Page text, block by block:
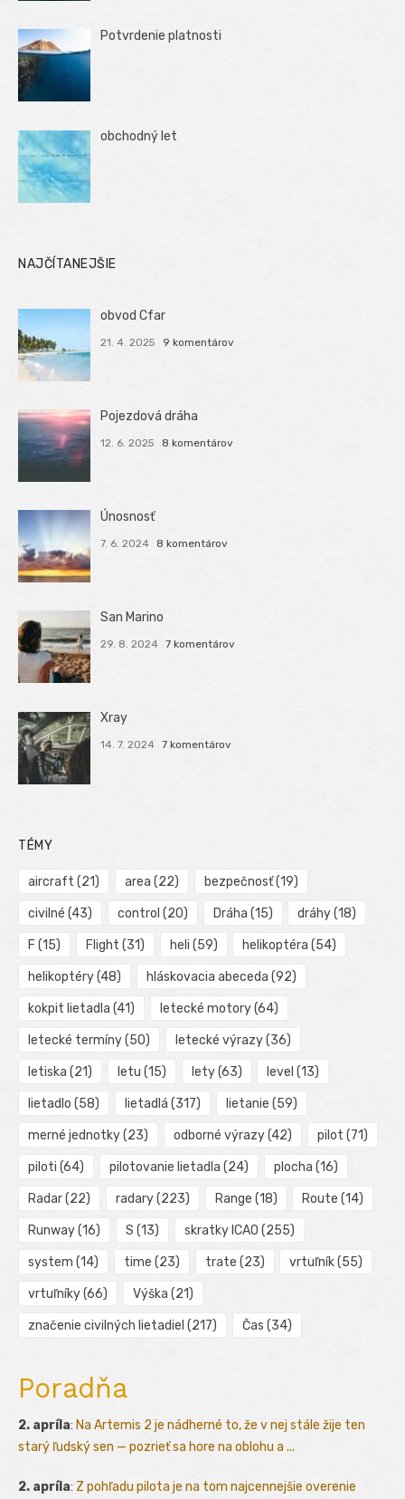
Potvrdenie platnosti
obchodný let
NAJČÍTANEJŠIE
obvod Cfar
21. 4. 2025 9 komentárov
Pojezdová dráha
12. 6. 2025 8 komentárov
Únosnosť
7. 6. 2024 8 komentárov
San Marino
29. 8. 2024 7 komentárov
Xray
14. 7. 2024 7 komentárov
TÉMY
aircraft (21) area (22) bezpečnosť(19)
civilné (43) control (20) Dráha (15) dráhy(18)
F (15) Flight (31) heli (59) helikoptéra (54)
helikoptéry(48) hláskovacia abeceda (92)
kokpit lietadla (41) letecké motory(64)
letecké termíny(50) letecké výrazy(36)
letiska (21) letu (15) lety(63) level (13)
lietadlo (58) lietadlá (317) lietanie (59)
merné jednotky(23) odborné výrazy(42) pilot (71)
piloti (64) pilotovanie lietadla (24) plocha (16)
Radar(22) radary(223) Range (18) Route (14)
Runway(16) S (13) skratky ICAO (255)
system (14) time (23) trate (23) vrtuľník(55)
vrtuľníky(66) Výška (21)
značenie civilných lietadiel (217) Čas (34)
Poradňa
2. apríla: Na Artemis 2 je nádherné to, že v nej stále žije ten
starý ľudský sen — pozrieť sa hore na oblohu a ...
2. apríla: Z pohľadu pilota je na tom najcennejšie overenie